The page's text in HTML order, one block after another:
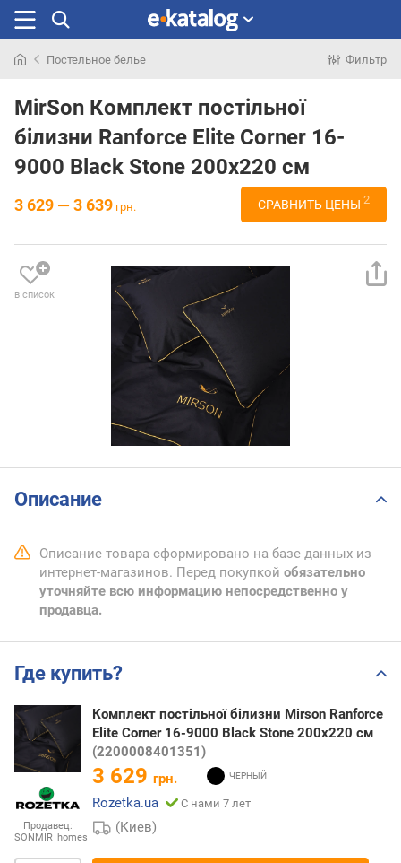
раньше
Постельное белье Фильтр
MirSon Комплект постільної
білизни Ranforce Elite Corner 16-
9000 Black Stone 200х220 см
3 629 — 3 639 грн. СРАВНИТЬ ЦЕНЫ 2
в список
Описание
Описание товара сформировано на базе данных из
интернет-магазинов. Перед покупкой обязательно
уточняйте всю информацию непосредственно у
продавца.
Где купить?
Продавец:
SONMIR_homes
Комплект постільної білизни Mirson Ranforce
Elite Corner 16-9000 Black Stone 200х220 см
(2200008401351)
3 629 грн.
Rozetka.ua
С нами 7 лет
(Киев)